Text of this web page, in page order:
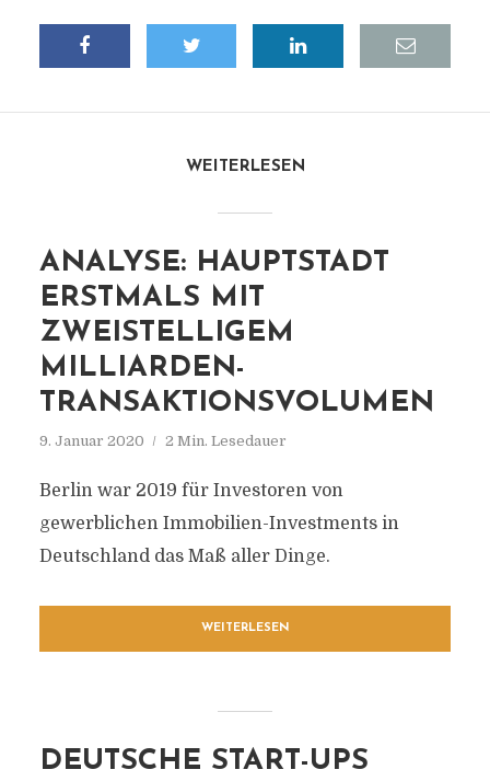
WEITERLESEN
ANALYSE: HAUPTSTADT
ERSTMALS MIT
ZWEISTELLIGEM
MILLIARDEN-
TRANSAKTIONSVOLUMEN
9. Januar 2020 2 Min. Lesedauer
Berlin war 2019 für Investoren von
gewerblichen Immobilien-Investments in
Deutschland das Maß aller Dinge.
WEITERLESEN
DEUTSCHE START-UPS